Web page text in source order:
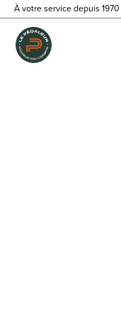
À votre service depuis 1970